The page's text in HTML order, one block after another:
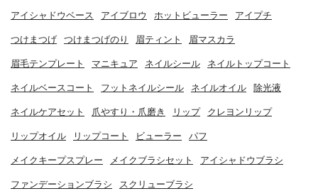
アイシャドウベース アイブロウ ホットビューラー アイプチ
つけまつげ つけまつげのり 眉ティント 眉マスカラ
眉毛テンプレート マニキュア ネイルシール ネイルトップコート
ネイルベースコート フットネイルシール ネイルオイル 除光液
ネイルケアセット 爪やすり・爪磨き リップ クレヨンリップ
リップオイル リップコート ビューラー パフ
メイクキープスプレー メイクブラシセット アイシャドウブラシ
ファンデーションブラシ スクリューブラシ